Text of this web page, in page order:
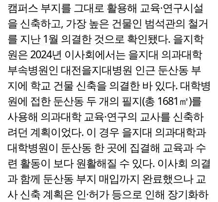
캠퍼스 부지를 그대로 활용해 교육·연구시설
을 신축하고, 가장 높은 건물인 범석관의 철거
를 지난 1월 의결한 것으로 확인됐다. 을지학
원은 2024년 이사회에서는 을지대 의과대학
부속병원인 대전을지대병원 인근 둔산동 부
지에 학교 건물 신축을 의결한 바 있다. 대학병
원에 접한 둔산동 두 개의 필지(총 1681㎡)를
사용해 의과대학 교육·연구의 교사를 신축하
려던 계획이었다. 이 경우 을지대 의과대학과
대학병원이 둔산동 한 곳에 집결해 교육과 수
련 활동이 보다 원활해질 수 있다. 이사회 의결
과 함께 둔산동 부지 매입까지 완료했으나 교
사 신축 계획은 인·허가 등으로 인해 장기화하